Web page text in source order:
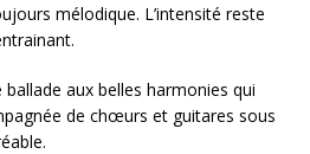
mélodique. L’intensité reste
aux belles harmonies qui
de chœurs et guitares sous